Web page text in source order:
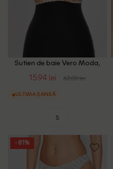
Sutien de baie Vero Moda,
15.94 lei 63.00 lei
ULTIMA ȘANSĂ
S
- 81%